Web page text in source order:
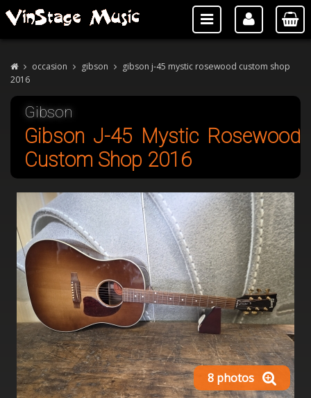
occasion gibson
gibson j-45 mystic rosewood custom shop
2016
Gibson
Gibson J-45 Mystic Rosewood
Custom Shop 2016
8 photos